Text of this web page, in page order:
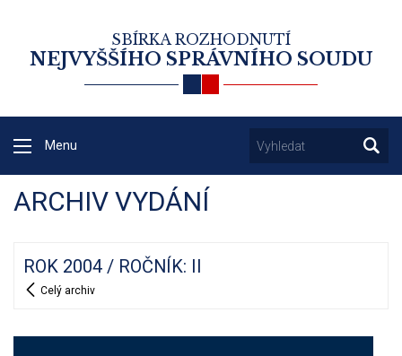
SBÍRKA ROZHODNUTÍ
NEJVYŠŠÍHO SPRÁVNÍHO SOUDU
Menu
ARCHIV VYDÁNÍ
ROK 2004 / ROČNÍK: II
Celý archiv